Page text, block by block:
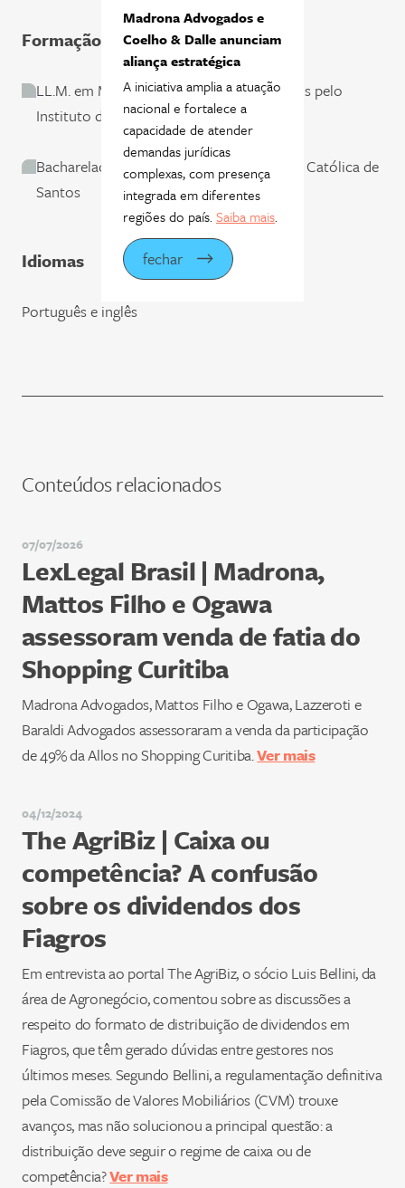
Formação
LL.M. em Mercado Financeiro e de Capitais pelo
Instituto de Ensino e Pesquisa
Bacharelado em Direito pela Universidade Católica de
Santos
Idiomas
Português e inglês
Conteúdos relacionados
07/07/2026
LexLegal Brasil | Madrona,
Mattos Filho e Ogawa
assessoram venda de fatia do
Shopping Curitiba
Madrona Advogados, Mattos Filho e Ogawa, Lazzeroti e
Baraldi Advogados assessoraram a venda da participação
de 49% da Allos no Shopping Curitiba.Ver mais
04/12/2024
The AgriBiz | Caixa ou
competência? A confusão
sobre os dividendos dos
Fiagros
Em entrevista ao portal The AgriBiz, o sócio Luis Bellini, da
área de Agronegócio, comentou sobre as discussões a
respeito do formato de distribuição de dividendos em
Fiagros, que têm gerado dúvidas entre gestores nos
últimos meses. Segundo Bellini, a regulamentação definitiva
pela Comissão de Valores Mobiliários (CVM) trouxe
avanços, mas não solucionou a principal questão: a
distribuição deve seguir o regime de caixa ou de
competência?Ver mais
Madrona Advogados e
Coelho & Dalle anunciam
aliança estratégica
A iniciativa amplia a atuação
nacional e fortalece a
capacidade de atender
demandas jurídicas
complexas, com presença
integrada em diferentes
regiões do país.Saiba mais.
fechar